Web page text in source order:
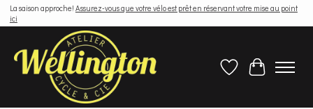
La saison approche! Assurez-vous que votre vélo est prêt en réservant votre mise au point
ici
Liste de souhaits
Panier